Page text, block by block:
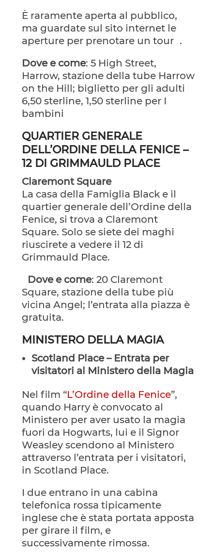
È raramente aperta al pubblico,
ma guardate sul sito internet le
aperture per prenotare un tour .
Dove e come: 5 High Street,
Harrow, stazione della tube Harrow
on the Hill; biglietto per gli adulti
6,50 sterline, 1,50 sterline per I
bambini
QUARTIER GENERALE
DELL’ORDINE DELLA FENICE –
12 DI GRIMMAULD PLACE
Claremont Square
La casa della Famiglia Black e il
quartier generale dell’Ordine della
Fenice, si trova a Claremont
Square. Solo se siete dei maghi
riuscirete a vedere il 12 di
Grimmauld Place.
Dove e come: 20 Claremont
Square, stazione della tube più
vicina Angel; l’entrata alla piazza è
gratuita.
MINISTERO DELLA MAGIA
Scotland Place – Entrata per
visitatori al Ministero della Magia
Nel film “L’Ordine della Fenice”,
quando Harry è convocato al
Ministero per aver usato la magia
fuori da Hogwarts, lui e il Signor
Weasley scendono al Ministero
attraverso l’entrata per i visitatori,
in Scotland Place.
I due entrano in una cabina
telefonica rossa tipicamente
inglese che è stata portata apposta
per girare il film, e
successivamente rimossa.